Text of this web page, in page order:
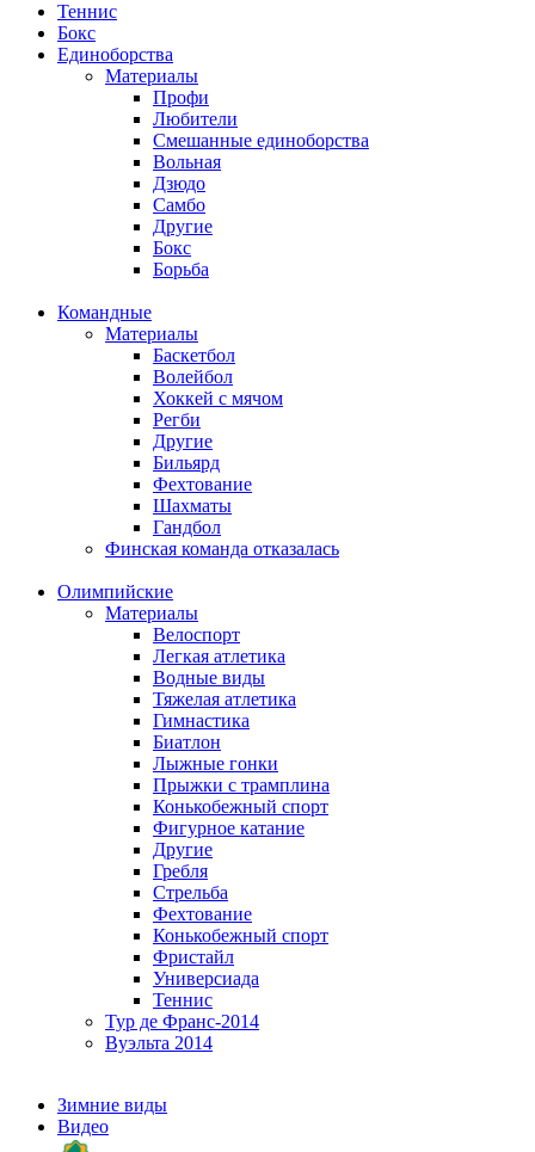
Теннис
Бокс
Единоборства
Материалы
Профи
Любители
Смешанные единоборства
Вольная
Дзюдо
Самбо
Другие
Бокс
Борьба
Командные
Материалы
Баскетбол
Волейбол
Хоккей с мячом
Регби
Другие
Бильярд
Фехтование
Шахматы
Гандбол
Финская команда отказалась
Олимпийские
Материалы
Велоспорт
Легкая атлетика
Водные виды
Тяжелая атлетика
Гимнастика
Биатлон
Лыжные гонки
Прыжки с трамплина
Конькобежный спорт
Фигурное катание
Другие
Гребля
Стрельба
Фехтование
Конькобежный спорт
Фристайл
Универсиада
Теннис
Тур де Франс-2014
Вуэльта 2014
Зимние виды
Видео